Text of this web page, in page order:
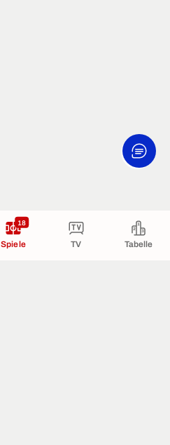
Spiele
18
TV Tabelle